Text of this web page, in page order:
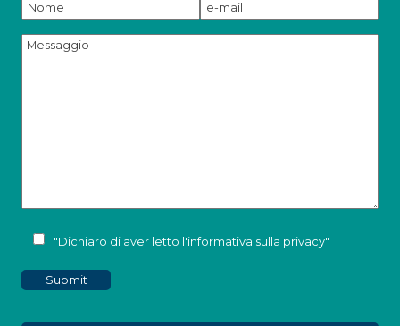
"Dichiaro di aver letto l'informativa sulla privacy"